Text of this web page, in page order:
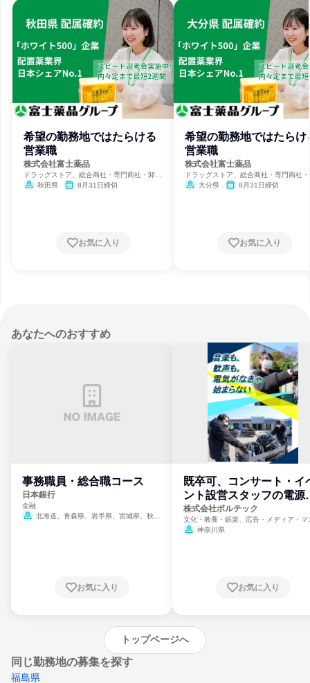
希望の勤務地ではたらける
営業職
株式会社富士薬品
ドラッグストア、総合商社・専門商社・卸
売、製薬
秋田県 8月31日締切
お気に入り
希望の勤務地ではたらけ
営業職
株式会社富士薬品
ドラッグストア、総合商社・専門商社
売、製薬
大分県 8月31日締切
お気に入り
あなたへのおすすめ
事務職員・総合職コース
日本銀行
金融
北海道、青森県、岩手県、宮城県、秋田
崎県、熊本県、大分県、宮崎県、鹿児島県、
お気に入り
既卒可、コンサート・イ
ント設営スタッフの電源
門
株式会社ボルテック
文化・教養・娯楽、広告・メディア・マ
ミ、電力・ガス・水道・エネルギー
神奈川県
お気に入り
トップページへ
同じ勤務地の募集を探す
福島県